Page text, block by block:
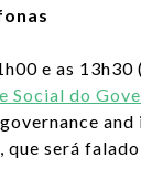
e as
Social do
será